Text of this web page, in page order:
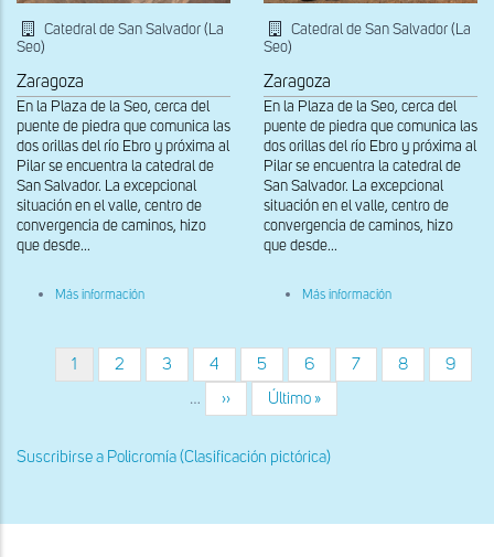
Catedral de San Salvador (La
Seo)
Zaragoza
En la Plaza de la Seo, cerca del
puente de piedra que comunica las
dos orillas del río Ebro y próxima al
Pilar se encuentra la catedral de
San Salvador. La excepcional
situación en el valle, centro de
convergencia de caminos, hizo
que desde...
Más información
Catedral de San Salvador (La
Seo)
Zaragoza
En la Plaza de la Seo, cerca del
puente de piedra que comunica las
dos orillas del río Ebro y próxima al
Pilar se encuentra la catedral de
San Salvador. La excepcional
situación en el valle, centro de
convergencia de caminos, hizo
que desde...
Más información
Paginación
Página
actual
1 Página
2 Página
3 Página
4 Página
5 Página
6 Página
7 Página
8 Página
9
…
Siguiente
página
››
Última
página
Último »
Suscribirse a Policromía (Clasificación pictórica)